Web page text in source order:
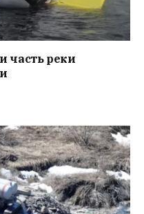
часть реки